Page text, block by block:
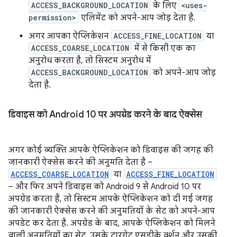
ACCESS_BACKGROUND_LOCATION के लिए <uses-
permission> एलिमेंट को अपने-आप जोड़ देता है.
अगर आपका ऐप्लिकेशन ACCESS_FINE_LOCATION या
ACCESS_COARSE_LOCATION में से किसी एक का
अनुरोध करता है, तो सिस्टम अनुरोध में
ACCESS_BACKGROUND_LOCATION को अपने-आप जोड़
देता है.
डिवाइस को Android 10 पर अपग्रेड करने के बाद ऐक्सेस
अगर कोई व्यक्ति आपके ऐप्लिकेशन को डिवाइस की जगह की
जानकारी ऐक्सेस करने की अनुमति देता है –
ACCESS_COARSE_LOCATION या ACCESS_FINE_LOCATION
– और फिर अपने डिवाइस को Android 9 से Android 10 पर
अपग्रेड करता है, तो सिस्टम आपके ऐप्लिकेशन को दी गई जगह
की जानकारी ऐक्सेस करने की अनुमतियों के सेट को अपने-आप
अपडेट कर देता है. अपग्रेड के बाद, आपके ऐप्लिकेशन को मिलने